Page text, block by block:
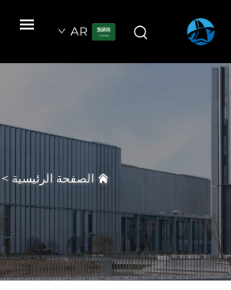
AR
الصفحة الرئيسية>